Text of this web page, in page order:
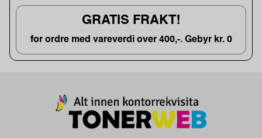
GRATIS FRAKT!
for ordre med vareverdi over 400,-. Gebyr kr. 0